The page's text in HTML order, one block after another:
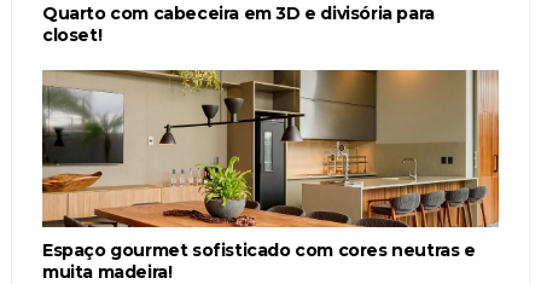
Quarto com cabeceira em 3D e divisória para
closet!
Espaço gourmet sofisticado com cores neutras e
muita madeira!